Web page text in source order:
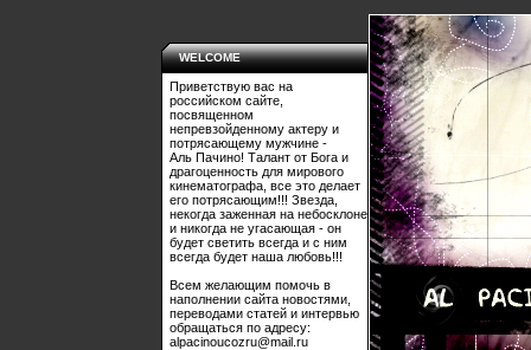
WELCOME
Приветствую вас на
российском сайте,
посвященном
непревзойденному актеру и
потрясающему мужчине -
Аль Пачино! Талант от Бога и
драгоценность для мирового
кинематографа, все это делает
его потрясающим!!! Звезда,
некогда заженная на небосклоне
и никогда не угасающая - он
будет светить всегда и с ним
всегда будет наша любовь!!!
Всем желающим помочь в
наполнении сайта новостями,
переводами статей и интервью
обращаться по адресу:
alpacinoucozru@mail.ru